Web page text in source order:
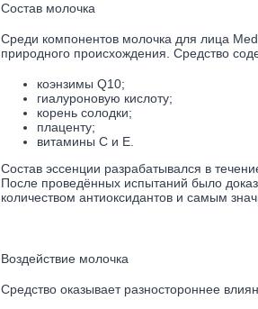
Состав молочка
Среди компонентов молочка для лица
природного происхождения. Средство
коэнзимы Q10;
гиалуроновую кислоту;
корень солодки;
плаценту;
витамины С и Е.
Состав эссенции разрабатывался в
После проведённых испытаний было
количеством антиоксидантов и самым
Воздействие молочка
Средство оказывает разностороннее